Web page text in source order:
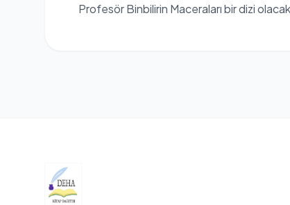
Profesör Binbilirin Maceraları bir dizi